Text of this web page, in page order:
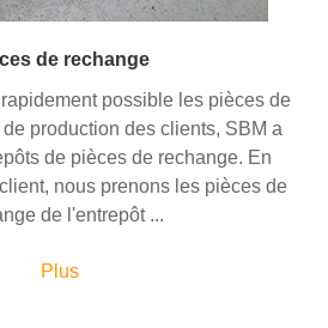
de rechange
possible les pièces de
production des clients, SBM a
de pièces de rechange. En
nous prenons les pièces de
de l'entrepôt ...
Plus